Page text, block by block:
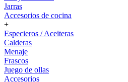
Jarras
Accesorios de cocina
+
Especieros / Aceiteras
Calderas
Menaje
Frascos
Juego de ollas
Accesorios